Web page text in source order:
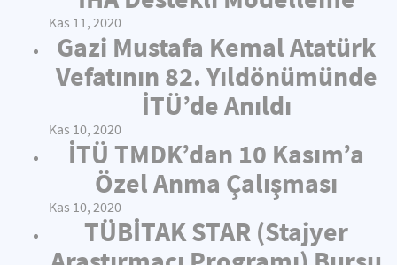
Kas 11, 2020
Gazi Mustafa Kemal Atatürk
Vefatının 82. Yıldönümünde
İTÜ’de Anıldı
Kas 10, 2020
İTÜ TMDK’dan 10 Kasım’a
Özel Anma Çalışması
Kas 10, 2020
TÜBİTAK STAR (Stajyer